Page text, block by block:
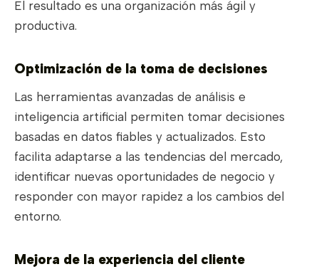
El resultado es una organización más ágil y
productiva.
Optimización de la toma de decisiones
Las herramientas avanzadas de análisis e
inteligencia artificial permiten tomar decisiones
basadas en datos fiables y actualizados. Esto
facilita adaptarse a las tendencias del mercado,
identificar nuevas oportunidades de negocio y
responder con mayor rapidez a los cambios del
entorno.
Mejora de la experiencia del cliente